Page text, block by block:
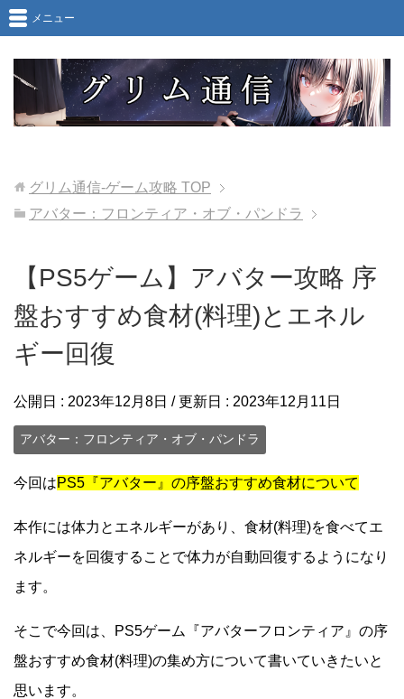
メニュー
グリム通信-ゲーム攻略 TOP
アバター：フロンティア・オブ・パンドラ
【PS5ゲーム】アバター攻略 序
盤おすすめ食材(料理)とエネル
ギー回復
公開日 : 2023年12月8日 / 更新日 : 2023年12月11日
アバター：フロンティア・オブ・パンドラ
今回はPS5『アバター』の序盤おすすめ食材について
本作には体力とエネルギーがあり、食材(料理)を食べてエ
ネルギーを回復することで体力が自動回復するようになり
ます。
そこで今回は、PS5ゲーム『アバターフロンティア』の序
盤おすすめ食材(料理)の集め方について書いていきたいと
思います。